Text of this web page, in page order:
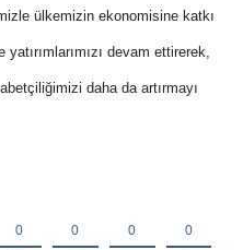
ülkemizin ekonomisine katkı
devam ettirerek,
daha da artırmayı